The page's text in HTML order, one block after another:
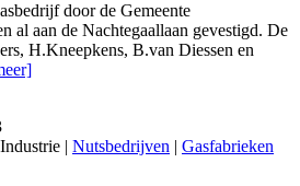
door de Gemeente
al aan de Nachtegaallaan gevestigd. De
H.Kneepkens, B.van Diessen en
| Nutsbedrijven | Gasfabrieken